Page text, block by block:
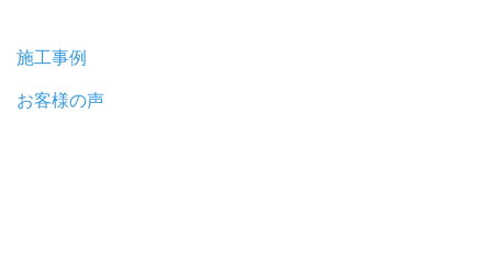
施工事例
お客様の声